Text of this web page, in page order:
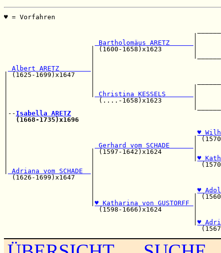
♥ = Vorfahren
Bartholomäus ARETZ
| (1600-1658)x1623
Albert ARETZ
| (1625-1699)x1647    |
Christina KESSELS
|                       (....-
|-- Isabella ARETZ
(1668-1735)x1696
♥
|                                               |
Gerhard vom SCHADE
|                     | (1597-
♥
|                     |
Adriana vom SCHADE
(1626-
♥
|
♥ Katharina von GUSTORFF
(1598-
♥